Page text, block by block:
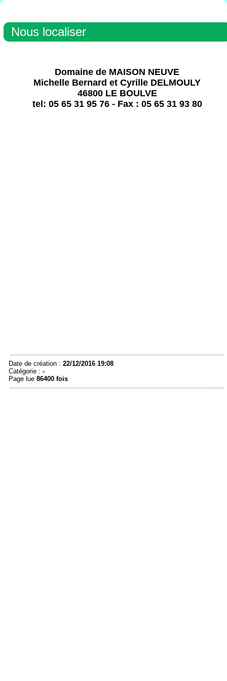
Nous localiser
Domaine de MAISON NEUVE
Michelle Bernard et Cyrille DELMOULY
46800 LE BOULVE
tel: 05 65 31 95 76 - Fax : 05 65 31 93 80
Date de création : 22/12/2016 19:08
Catégorie : -
Page lue 86400 fois